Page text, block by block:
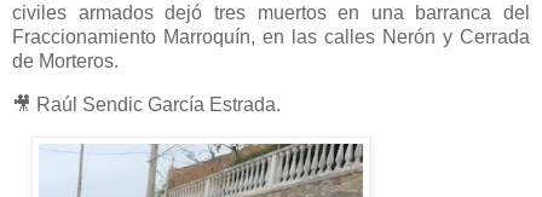
civiles armados dejó tres muertos en una barranca del
Fraccionamiento Marroquín, en las calles Nerón y Cerrada
de Morteros.
🎥 Raúl Sendic García Estrada.